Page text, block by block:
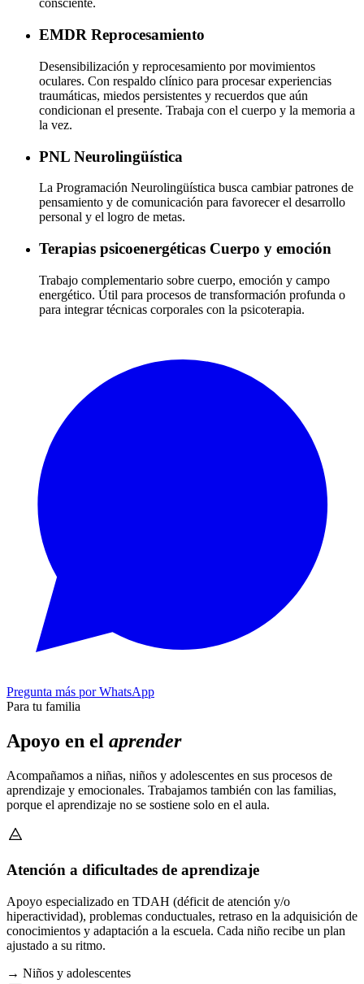
consciente.
EMDR Reprocesamiento
Desensibilización y reprocesamiento por movimientos
oculares. Con respaldo clínico para procesar experiencias
traumáticas, miedos persistentes y recuerdos que aún
condicionan el presente. Trabaja con el cuerpo y la memoria a
la vez.
PNL Neurolingüística
La Programación Neurolingüística busca cambiar patrones de
pensamiento y de comunicación para favorecer el desarrollo
personal y el logro de metas.
Terapias psicoenergéticas Cuerpo y emoción
Trabajo complementario sobre cuerpo, emoción y campo
energético. Útil para procesos de transformación profunda o
para integrar técnicas corporales con la psicoterapia.
Pregunta más por WhatsApp
Para tu familia
Apoyo en el aprender
Acompañamos a niñas, niños y adolescentes en sus procesos de
aprendizaje y emocionales. Trabajamos también con las familias,
porque el aprendizaje no se sostiene solo en el aula.
Atención a dificultades de aprendizaje
Apoyo especializado en TDAH (déficit de atención y/o
hiperactividad), problemas conductuales, retraso en la adquisición de
conocimientos y adaptación a la escuela. Cada niño recibe un plan
ajustado a su ritmo.
→ Niños y adolescentes